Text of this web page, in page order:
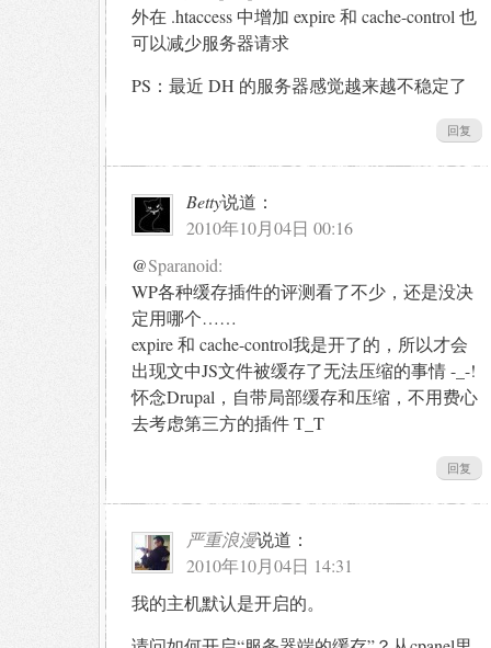
外在 .htaccess 中增加 expire 和 cache-control 也
可以减少服务器请求
PS：最近 DH 的服务器感觉越来越不稳定了
回复
Betty说道：
2010年10月04日 00:16
@Sparanoid:
WP各种缓存插件的评测看了不少，还是没决
定用哪个……
expire 和 cache-control我是开了的，所以才会
出现文中JS文件被缓存了无法压缩的事情 -_-!
怀念Drupal，自带局部缓存和压缩，不用费心
去考虑第三方的插件 T_T
回复
严重浪漫说道：
2010年10月04日 14:31
我的主机默认是开启的。